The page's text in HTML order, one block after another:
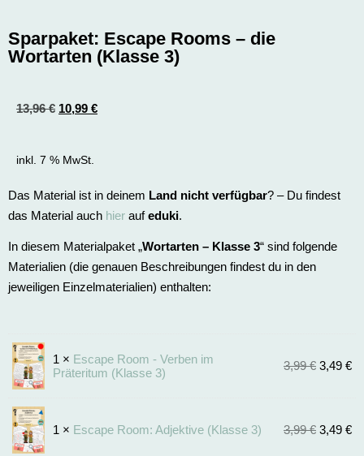
Sparpaket: Escape Rooms – die
Wortarten (Klasse 3)
13,96€ 10,99 €
inkl. 7 % MwSt.
Das Material ist in deinem Land nicht verfügbar? – Du findest
das Material auch hier aufeduki.
In diesem Materialpaket „Wortarten – Klasse 3“ sind folgende
Materialien (die genauen Beschreibungen findest du in den
jeweiligen Einzelmaterialien) enthalten:
1 × Escape Room - Verben im
Präteritum (Klasse 3)
3,99€ 3,49 €
1 × Escape Room: Adjektive (Klasse 3) 3,99€ 3,49 €